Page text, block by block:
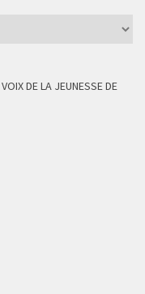
DE LA JEUNESSE DE